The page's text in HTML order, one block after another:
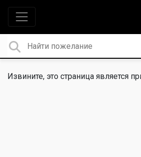
Извините, это страница является